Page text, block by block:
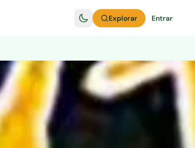
Explorar Entrar